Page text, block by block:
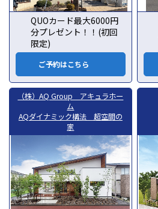
QUOカード最大6000円
分プレゼント！！(初回
限定)
ご予約はこちら
（株）AQ Group アキュラホー
ム
AQダイナミック構法 超空間の
家